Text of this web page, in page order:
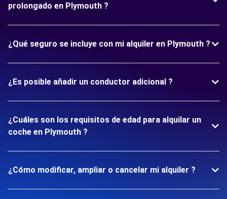
prolongado en Plymouth ?
¿Qué seguro se incluye con mi alquiler en Plymouth ?
¿Es posible añadir un conductor adicional ?
¿Cuáles son los requisitos de edad para alquilar un
coche en Plymouth ?
¿Cómo modificar, ampliar o cancelar mi alquiler ?